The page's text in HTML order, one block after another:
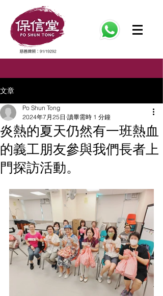
文章
炎熱的夏天仍然有一班熱血
的義工朋友參與我們長者上
門探訪活動。
Po Shun Tong
2024年7月25日 讀畢需時 1 分鐘